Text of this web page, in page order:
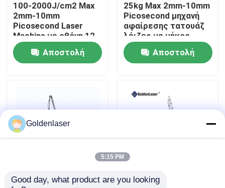
Περίπου εμείς
Γύρος εργοστασίων
Μας ελάτε σε επαφή με
Ζητήστε ένα απόσπασμα
100-2000J/cm2 Max
2mm-10mm
Picosecond Laser
Machine με οθόνη 12
ιντσών
Αποστολή
25kg Max 2mm-10mm
Picosecond μηχανή
αφαίρεσης τατουάζ
λέιζερ με μήκος
κύματος
532nm\\1064nm\\755nm
Αποστολή
800mJ Ενέργεια
Picosecond Picotech
Goldenlaser
5:15 PM
Good day, what product are you looking